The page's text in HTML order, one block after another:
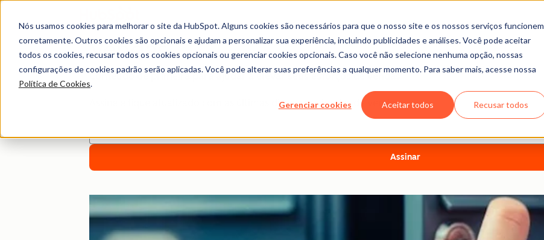
Nós usamos cookies para melhorar o site da HubSpot. Alguns cookies são necessários para que o nosso site e os nossos serviços funcionem
corretamente. Outros cookies são opcionais e ajudam a personalizar sua experiência, incluindo publicidades e análises. Você pode aceitar
todos os cookies, recusar todos os cookies opcionais ou gerenciar cookies opcionais. Caso você não selecione nenhuma opção, nossas
configurações de cookies padrão serão aplicadas. Você pode alterar suas preferências a qualquer momento. Para saber mais, acesse nossa
Política de Cookies.
Gerenciar cookies Aceitar todos Recusar todos
Vendas
Conteúdo de primeira para ajudar a elevar seus esforços de vendas
Assine e fique atualizado com as últimas dicas e novidades de vendas
Assinar